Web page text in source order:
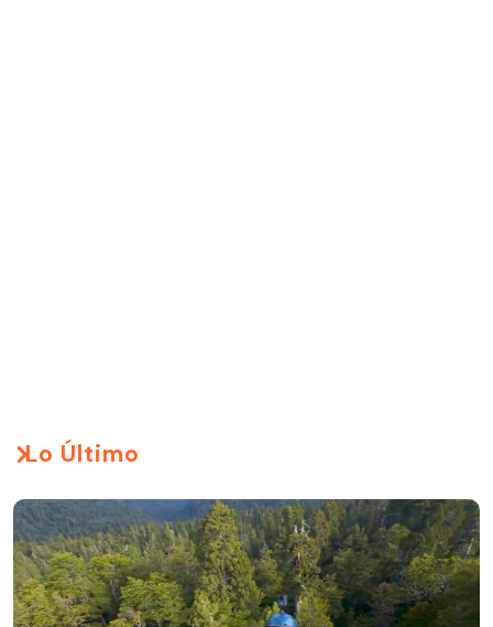
Lo Último